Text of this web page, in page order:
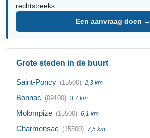
rechtstreeks.
Een aanvraag doen →
Grote steden in de buurt
Saint-Poncy (15500) 2,3 km
Bonnac (09100) 3,7 km
Molompize (15500) 6,1 km
Charmensac (15500) 7,5 km